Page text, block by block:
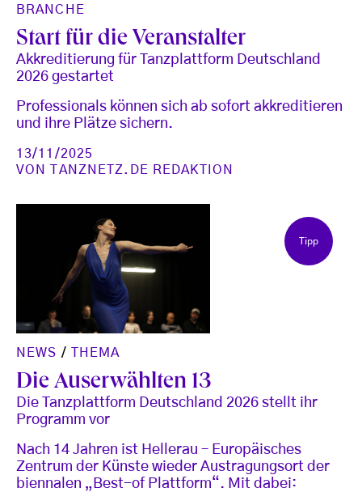
BRANCHE
Start für die Veranstalter
Akkreditierung für Tanzplattform Deutschland
2026 gestartet
Professionals können sich ab sofort akkreditieren
und ihre Plätze sichern.
13/11/2025
VON
TANZNETZ.DE REDAKTION
Tipp
NEWS / THEMA
Die Auserwählten 13
Die Tanzplattform Deutschland 2026 stellt ihr
Programm vor
Nach 14 Jahren ist Hellerau – Europäisches
Zentrum der Künste wieder Austragungsort der
biennalen „Best-of Plattform“. Mit dabei: